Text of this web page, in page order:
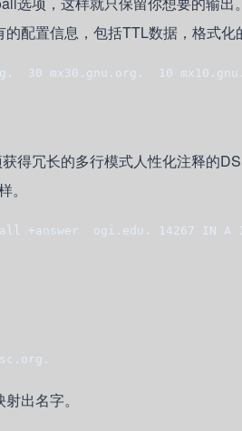
配置信息，包括TTL数据，格式化
30 mx30.gnu.org.  10
得冗长的多行模式人性化注释的
+answer  ogi.edu. 14267 IN
出名字。